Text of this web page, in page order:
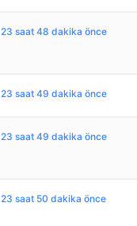
23 saat 48 dakika önce
23 saat 49 dakika önce
23 saat 49 dakika önce
23 saat 50 dakika önce